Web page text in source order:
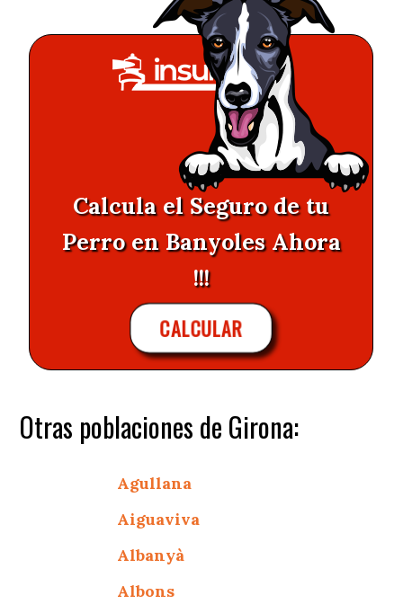
Calcula el Seguro de tu
Perro en Banyoles Ahora
!!!
CALCULAR
Otras poblaciones de Girona:
Agullana
Aiguaviva
Albanyà
Albons